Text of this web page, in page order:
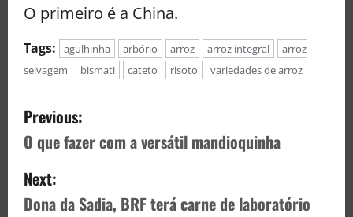
O primeiro é a China.
Tags: agulhinha arbório arroz arroz integral
arroz
selvagem
bismati cateto risoto variedades de arroz
Previous:
O que fazer com a versátil mandioquinha
Next:
Dona da Sadia, BRF terá carne de laboratório